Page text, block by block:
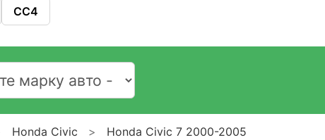
CC4
Honda Civic Honda Civic 7 2000-2005